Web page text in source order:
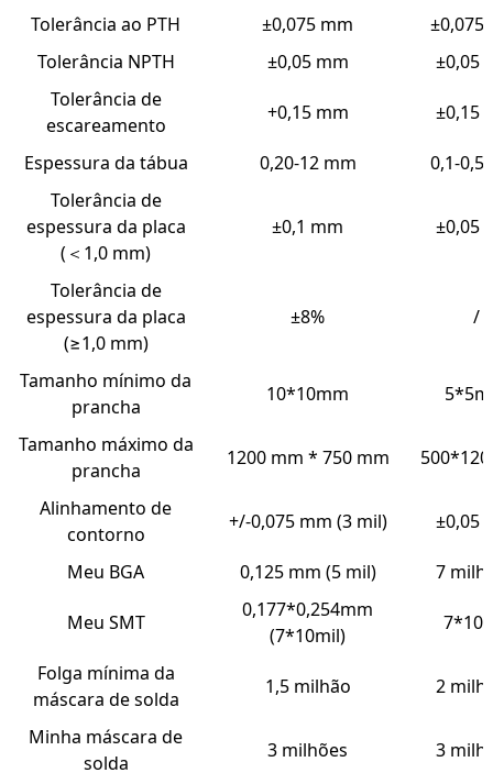
Tolerância ao PTH ±0,075 mm
±0,075
Tolerância NPTH
±0,05 mm
±0,05
Tolerância de
escareamento
+0,15 mm ±0,15
Espessura da tábua 0,20-12 mm
0,1-0,5
Tolerância de
espessura da placa
(＜1,0 mm)
±0,1 mm ±0,05
Tolerância de
espessura da placa
(≥1,0 mm)
±8% /
Tamanho mínimo da
prancha
10*10mm
Tamanho máximo da
prancha
1200 mm * 750 mm
Alinhamento de
contorno
+/-0,075 mm (3 mil) ±0,05
Meu BGA 0,125 mm (5 mil) 7
Meu SMT
0,177*0,254mm
(7*10mil)
Folga mínima da
máscara de solda
1,5 milhão 2
Minha máscara de
solda
3 milhões 3